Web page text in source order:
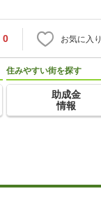
0 お気に入り
住みやすい街を探す
助成金
情報